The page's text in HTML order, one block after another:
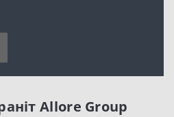
Allore Group